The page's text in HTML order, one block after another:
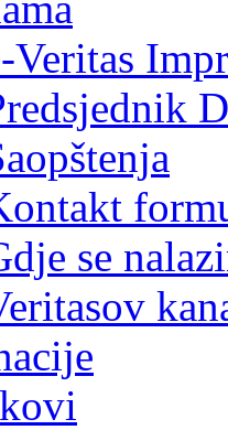
Veritas
se